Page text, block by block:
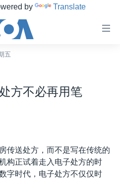
by Translate
五
方不必再用笔
传送处方，而不是写在传统的
构正试着走入电子处方的时
字时代，电子处方不仅仅时